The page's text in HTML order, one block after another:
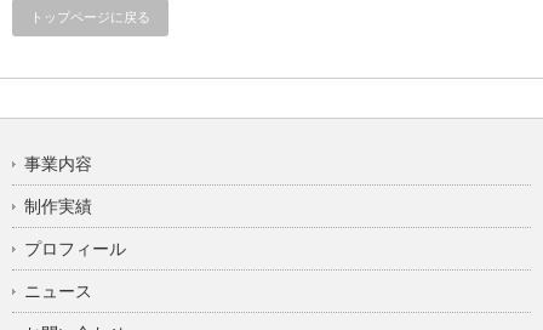
トップページに戻る
事業内容
制作実績
プロフィール
ニュース